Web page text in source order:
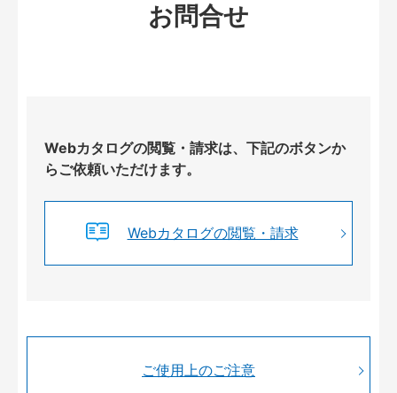
お問合せ
Webカタログの閲覧・請求は、下記のボタンか
らご依頼いただけます。
Webカタログの閲覧・請求
ご使用上のご注意